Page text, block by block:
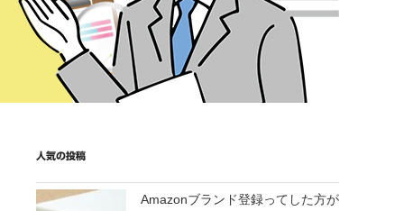
人気の投稿
Amazonブランド登録ってした方が